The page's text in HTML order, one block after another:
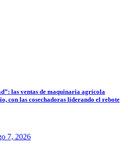
las ventas de maquinaria agrícola
con las cosechadoras liderando el rebote
7, 2026